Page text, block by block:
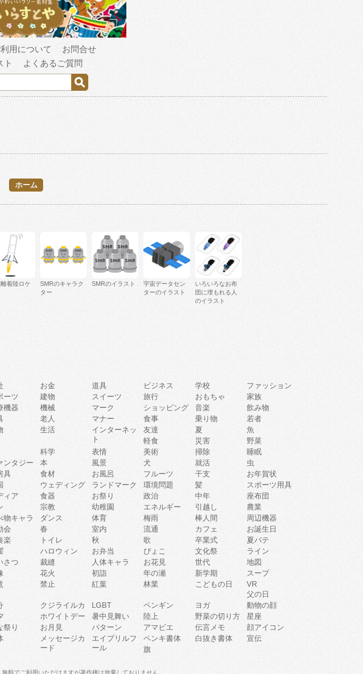
用について
お問合せ
ト
よくあるご質問
ホーム
着陸ロケ
SMRのキャラク
ター
SMRのイラスト
宇宙データセン
ターのイラスト
いろいろなお布
団に埋もれる人
のイラスト
お金 道具 ビジネス 学校
ファッション
ーツ 建物 スイーツ 旅行 おもちゃ
家族
機器 機械 マーク ショッピング 音楽
飲み物
老人 マナー 食事 乗り物
若者
生活
インターネッ
ト
友達 夏
魚
軽食
災害
野菜
科学 表情 美術 掃除
睡眠
ンタジー 本 風景 犬 就活
虫
具 食材 お風呂 フルーツ 干支
お年賀状
ウェディング ランドマーク 環境問題 髪
スポーツ用具
ィア 食器 お祭り 政治 中年
座布団
宗教 幼稚園 エネルギー 引越し
農業
物キャラ ダンス 体育 梅雨 棒人間
周辺機器
会 春 室内 流通 カフェ
お誕生日
楽 トイレ 秋 歌 卒業式
夏バテ
ハロウィン お弁当 ぴょこ 文化祭
ライン
さつ 裁縫 人体キャラ お花見 世代
地図
花火 初詣 年の瀬 新学期
スープ
禁止 紅葉 林業 こどもの日
VR
父の日
クジライルカ LGBT ペンギン ヨガ
動物の顔
ホワイトデー 暑中見舞い 陸上 野菜の切り方
星座
祭り お月見 パターン アマビエ 伝言メモ
顔アイコン
メッセージカ
ード
エイプリルフ
ール
ペンキ書体 白抜き書体
宣伝
旗
料でご利用いただけますが著作権は放棄しておりません。